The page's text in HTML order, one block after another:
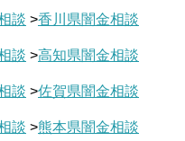
談 >香川県闇金相談
談 >高知県闇金相談
談 >佐賀県闇金相談
談 >熊本県闇金相談